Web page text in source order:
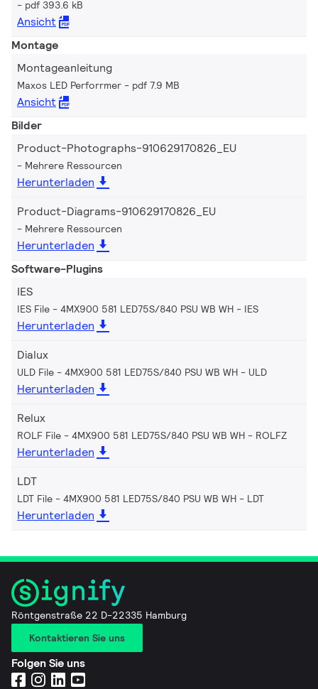
pdf 393.6 kB
Ansicht
Montage
Montageanleitung
Maxos LED Perforrmer pdf 7.9 MB
Ansicht
Bilder
Product-Photographs-910629170826_EU
Mehrere Ressourcen
Herunterladen
Product-Diagrams-910629170826_EU
Mehrere Ressourcen
Herunterladen
Software-Plugins
IES
IES File - 4MX900 581 LED75S/840 PSU WB WH IES
Herunterladen
Dialux
ULD File - 4MX900 581 LED75S/840 PSU WB WH ULD
Herunterladen
Relux
ROLF File - 4MX900 581 LED75S/840 PSU WB WH ROLFZ
Herunterladen
LDT
LDT File - 4MX900 581 LED75S/840 PSU WB WH LDT
Herunterladen
Röntgenstraße 22 D-22335 Hamburg
Kontaktieren Sie uns
Folgen Sie uns